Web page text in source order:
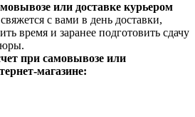
или доставке курьером
с вами в день доставки,
время и заранее подготовить сдачу
при самовывозе или
магазине: